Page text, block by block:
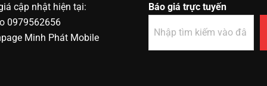
cập nhật hiện tại:
0979562656
Minh Phát Mobile
Báo giá trực tuyến